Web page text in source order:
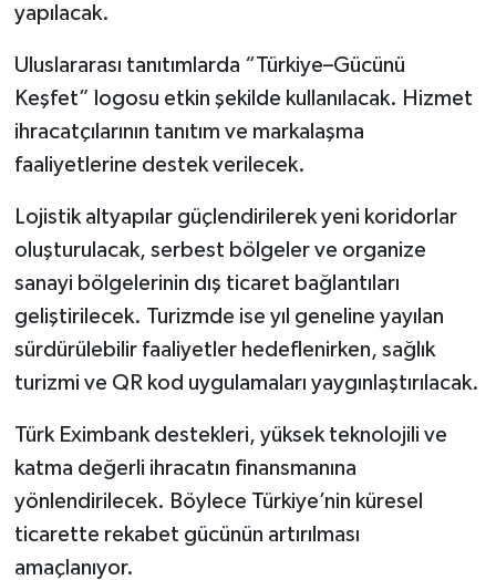
yapılacak.
Uluslararası tanıtımlarda “Türkiye–Gücünü
Keşfet” logosu etkin şekilde kullanılacak. Hizmet
ihracatçılarının tanıtım ve markalaşma
faaliyetlerine destek verilecek.
Lojistik altyapılar güçlendirilerek yeni koridorlar
oluşturulacak, serbest bölgeler ve organize
sanayi bölgelerinin dış ticaret bağlantıları
geliştirilecek. Turizmde ise yıl geneline yayılan
sürdürülebilir faaliyetler hedeflenirken, sağlık
turizmi ve QR kod uygulamaları yaygınlaştırılacak.
Türk Eximbank destekleri, yüksek teknolojili ve
katma değerli ihracatın finansmanına
yönlendirilecek. Böylece Türkiye’nin küresel
ticarette rekabet gücünün artırılması
amaçlanıyor.